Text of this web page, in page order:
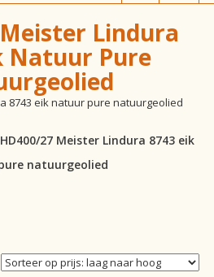
Lindura
Natuur Pure
8743 eik natuur pure natuurgeolied
27 Meister Lindura 8743 eik
natuurgeolied